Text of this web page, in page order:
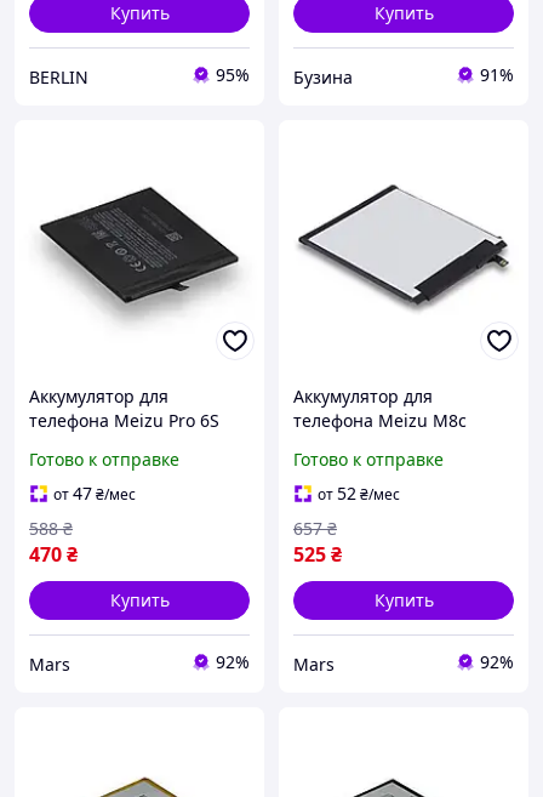
Купить
BERLIN 95%
Купить
Бузина 91%
Аккумулятор для
телефона Meizu Pro 6S
аккумуляторная батарея
Li-pol 3000 мАч AAAA
Готово к отправке
от47₴/мес
470₴
588 ₴
Купить
Mars 92%
Аккумулятор для
телефона Meizu M8c
аккумуляторная батарея
Li-pol 3000 мАч AAAA no
LOGO
Готово к отправке
от52₴/мес
525₴
657 ₴
Купить
Mars 92%